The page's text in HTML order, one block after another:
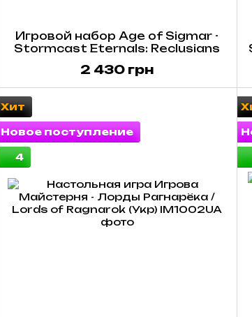
Игровой набор Age of Sigmar -
Stormcast Eternals: Reclusians
2 430 грн
Хит
Новое поступление
4